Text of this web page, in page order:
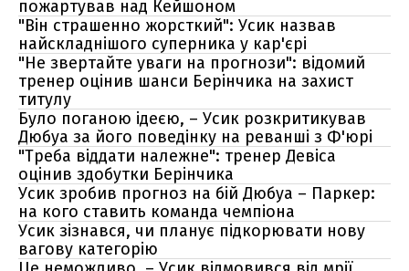
пожартував над Кейшоном
"Він страшенно жорсткий": Усик назвав
найскладнішого суперника у кар'єрі
"Не звертайте уваги на прогнози": відомий
тренер оцінив шанси Берінчика на захист
титулу
Було поганою ідеєю, – Усик розкритикував
Дюбуа за його поведінку на реванші з Ф'юрі
"Треба віддати належне": тренер Девіса
оцінив здобутки Берінчика
Усик зробив прогноз на бій Дюбуа – Паркер:
на кого ставить команда чемпіона
Усик зізнався, чи планує підкорювати нову
вагову категорію